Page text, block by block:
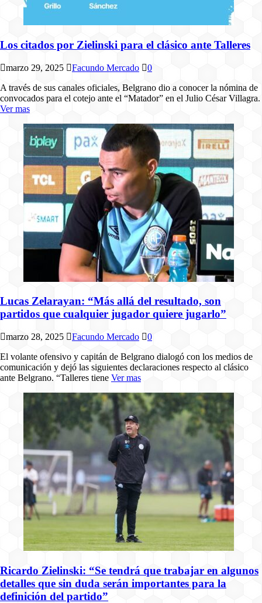
Los citados por Zielinski para el clásico ante Talleres
marzo 29, 2025 Facundo Mercado
0
A través de sus canales oficiales, Belgrano dio a conocer la nómina de
convocados para el cotejo ante el “Matador” en el Julio César Villagra.
Ver mas
Lucas Zelarayan: “Más allá del resultado, son
partidos que cualquier jugador quiere jugarlo”
marzo 28, 2025 Facundo Mercado
0
El volante ofensivo y capitán de Belgrano dialogó con los medios de
comunicación y dejó las siguientes declaraciones respecto al clásico
ante Belgrano. “Talleres tiene Ver mas
Ricardo Zielinski: “Se tendrá que trabajar en algunos
detalles que sin duda serán importantes para la
definición del partido”